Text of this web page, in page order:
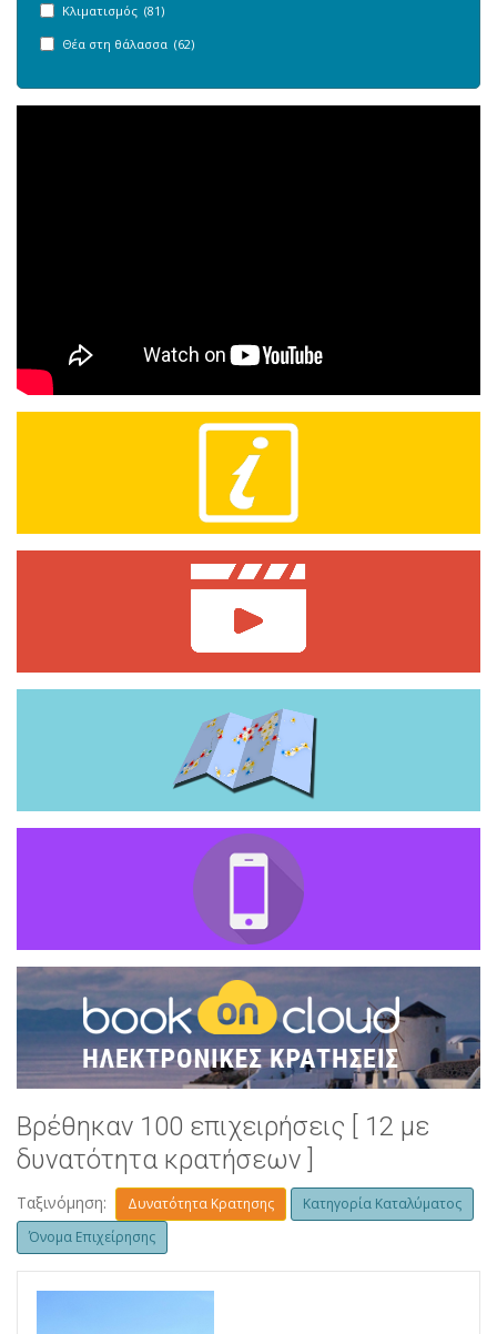
Κλιματισμός (81)
Θέα στη θάλασσα (62)
Βρέθηκαν 100 επιχειρήσεις [ 12 με
δυνατότητα κρατήσεων ]
Ταξινόμηση: Δυνατότητα Κρατησης
Κατηγορία Καταλύματος
Όνομα Επιχείρησης